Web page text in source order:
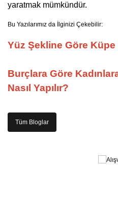
yaratmak mümkündür.
Bu Yazılarımız da İlginizi Çekebilir:
Yüz Şekline Göre Küpe
Burçlara Göre
Nasıl Yapılır?
Tüm Bloglar